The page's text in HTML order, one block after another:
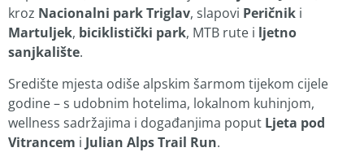
kroz Nacionalni park Triglav, slapovi Peričnik i
Martuljek, biciklistički park, MTB rute i ljetno
sanjkalište.
Središte mjesta odiše alpskim šarmom tijekom cijele
godine – s udobnim hotelima, lokalnom kuhinjom,
wellness sadržajima i događanjima poput Ljeta pod
Vitrancem i Julian Alps Trail Run.